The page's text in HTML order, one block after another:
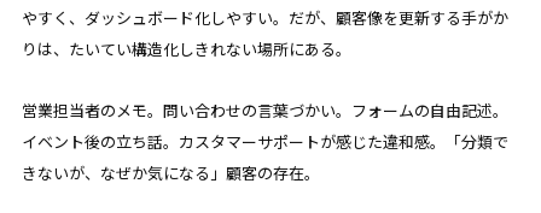
やすく、ダッシュボード化しやすい。だが、顧客像を更新する手がか
りは、たいてい構造化しきれない場所にある。
営業担当者のメモ。問い合わせの言葉づかい。フォームの自由記述。
イベント後の立ち話。カスタマーサポートが感じた違和感。「分類で
きないが、なぜか気になる」顧客の存在。